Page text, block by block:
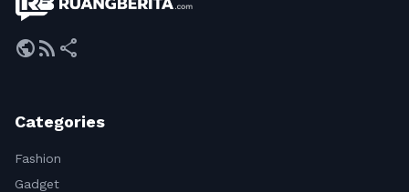
publicrss_feed share
Categories
Fashion
Gadget